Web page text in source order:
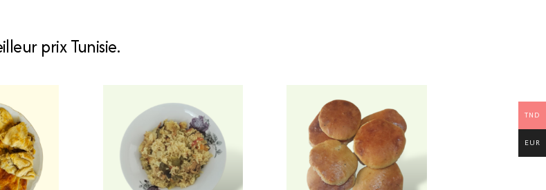
prix Tunisie.
TND
EUR